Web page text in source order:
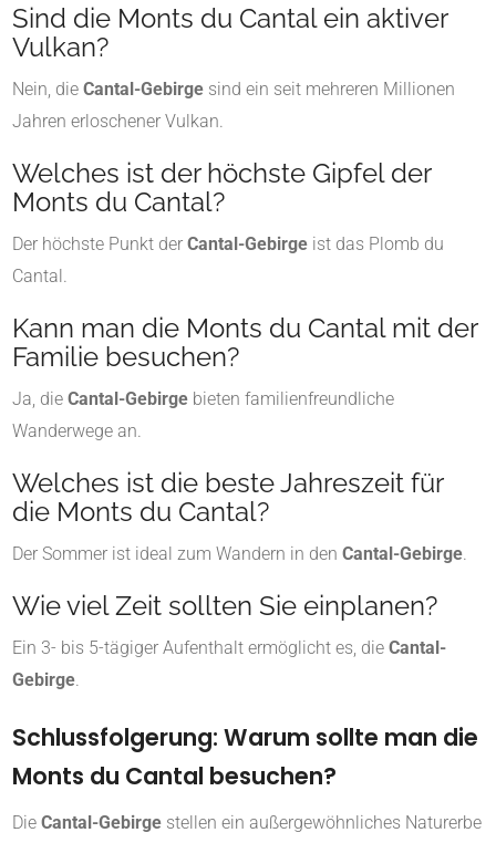
Sind die Monts du Cantal ein aktiver
Vulkan?
Nein, die Cantal-Gebirge sind ein seit mehreren Millionen
Jahren erloschener Vulkan.
Welches ist der höchste Gipfel der
Monts du Cantal?
Der höchste Punkt der Cantal-Gebirge ist das Plomb du
Cantal.
Kann man die Monts du Cantal mit der
Familie besuchen?
Ja, die Cantal-Gebirge bieten familienfreundliche
Wanderwege an.
Welches ist die beste Jahreszeit für
die Monts du Cantal?
Der Sommer ist ideal zum Wandern in den Cantal-Gebirge.
Wie viel Zeit sollten Sie einplanen?
Ein 3- bis 5-tägiger Aufenthalt ermöglicht es, die Cantal-
Gebirge.
Schlussfolgerung: Warum sollte man die
Monts du Cantal besuchen?
Die Cantal-Gebirge stellen ein außergewöhnliches Naturerbe